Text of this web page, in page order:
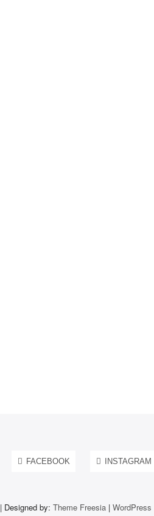
FACEBOOK INSTAGRAM
| Designed by: Theme Freesia| WordPress